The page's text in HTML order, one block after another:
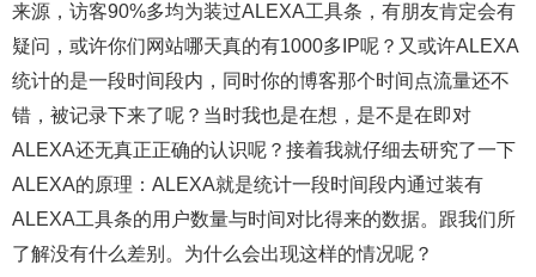
来源，访客90%多均为装过ALEXA工具条，有朋友肯定会有
疑问，或许你们网站哪天真的有1000多IP呢？又或许ALEXA
统计的是一段时间段内，同时你的博客那个时间点流量还不
错，被记录下来了呢？当时我也是在想，是不是在即对
ALEXA还无真正正确的认识呢？接着我就仔细去研究了一下
ALEXA的原理：ALEXA就是统计一段时间段内通过装有
ALEXA工具条的用户数量与时间对比得来的数据。跟我们所
了解没有什么差别。为什么会出现这样的情况呢？